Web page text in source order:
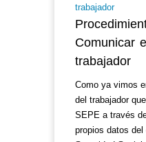
Comunicar
trabajador
Como ya vimos
del trabajador
SEPE a través
propios datos